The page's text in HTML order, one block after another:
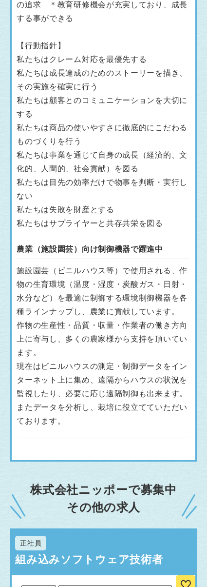
の追求 ＊教育研修機会が充実しており、成長
する事ができる
【行動指針】
私たちはクレーム対応を最優先する
私たちは成長達成のためのストーリーを描き、
その実施を確実に行う
私たちは顧客とのコミュニケーションを大切に
する
私たちは商品の使いやすさに徹底的にこだわる
ものづくりを行う
私たちは事業を通じて自身の成長（経済的、文
化的、人間的、社会貢献）を図る
私たちは目先の効率だけで物事を判断・実行し
ない
私たちは失敗を財産とする
私たちはサプライヤーと共存共栄を図る
農業（施設園芸）向け制御機器で躍進中
施設園芸（ビニルハウス等）で使用される、作
物の生育環境（温度・湿度・炭酸ガス・日射・
水分など）を最適に制御する環境制御機器を各
種ラインナップし、農業に貢献しています。
作物の生産性・品質・収量・作業者の働き方向
上に寄与し、多くの農家様から支持を頂いてい
ます。
現在はビニルハウスの測定・制御データをイン
ターネット上に集め、遠隔からハウスの状況を
監視したり、必要に応じ遠隔制御も出来ます。
またデータを分析し、栽培に役立てていただい
ております。
株式会社ニッポーで募集中
その他の求人
正社員
組み込みソフトウェア技術者